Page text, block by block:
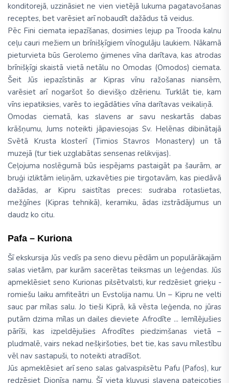
konditorejā, uzzināsiet ne vien vietējā lukuma pagatavošanas
receptes, bet varēsiet arī nobaudīt dažādus tā veidus.
Pēc Fini ciemata iepazīšanas, dosimies lejup pa Trooda kalnu
ceļu cauri mežiem un brīnišķīgiem vīnogulāju laukiem. Nākamā
pieturvieta būs Gerolemo ģimenes vīna darītava, kas atrodas
brīnišķīgi skaistā vietā netālu no Omodas (Omodos) ciemata.
Šeit Jūs iepazīstinās ar Kipras vīnu ražošanas niansēm,
varēsiet arī nogaršot šo dievišķo dzērienu. Turklāt tie, kam
vīns iepatiksies, varēs to iegādāties vīna darītavas veikaliņā.
Omodas ciematā, kas slavens ar savu neskartās dabas
krāšņumu, Jums noteikti jāpaviesojas Sv. Helēnas dibinātajā
Svētā Krusta klosterī (Timios Stavros Monastery) un tā
muzejā (tur tiek uzglabātas sensenas relikvijas).
Ceļojuma noslēgumā būs iespējams pastaigāt pa šaurām, ar
bruģi izliktām ieliņām, uzkavēties pie tirgotavām, kas piedāvā
dažādas, ar Kipru saistītas preces: sudraba rotaslietas,
mežģīnes (Kipras tehnikā), keramiku, ādas izstrādājumus un
daudz ko citu.
Pafa – Kuriona
Šī ekskursija Jūs vedīs pa seno dievu pēdām un populārākajām
salas vietām, par kurām sacerētas teiksmas un leģendas. Jūs
apmeklēsiet seno Kurionas pilsētvalsti, kur redzēsiet grieķu -
romiešu laiku amfiteātri un Evstolija namu. Un – Kipru ne velti
sauc par mīlas salu. Jo tieši Kiprā, kā vēsta leģenda, no jūras
putām dzima mīlas un dailes dieviete Afrodīte ... Iemīlējušies
pārīši, kas izpeldējušies Afrodītes piedzimšanas vietā –
pludmalē, vairs nekad nešķiršoties, bet tie, kas savu mīlestību
vēl nav sastapuši, to noteikti atradīšot.
Jūs apmeklēsiet arī seno salas galvaspilsētu Pafu (Pafos), kur
redzēsiet Dionīsa namu. Šī vieta kļuvusi slavena pateicoties